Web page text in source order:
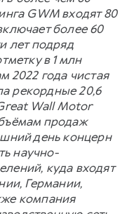
GWM входят 80
более 60
лет подряд
в 1 млн
2022 года чистая
рекордные 20,6
Wall Motor
продаж
день концерн
научно-
куда входят
Германии,
компания